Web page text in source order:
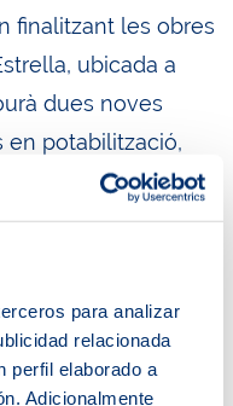
para analizar
relacionada
perfil elaborado a
Adicionalmente
finalitzant les obres
ubicada a
dues noves
en potabilització,
per al conjunt
de tractament de
hídrica a la conca
una nova línia